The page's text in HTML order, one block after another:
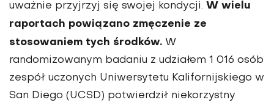
uważnie przyjrzyj się swojej kondycji. W wielu
raportach powiązano zmęczenie ze
stosowaniem tych środków. W
randomizowanym badaniu z udziałem 1 016 osób
zespół uczonych Uniwersytetu Kalifornijskiego w
San Diego (UCSD) potwierdził niekorzystny